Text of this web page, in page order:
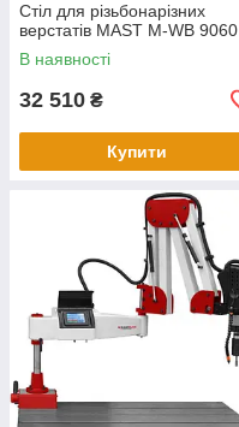
Стіл для різьбонарізних
верстатів MAST M-WB 9060
В наявності
32 510 ₴
Купити